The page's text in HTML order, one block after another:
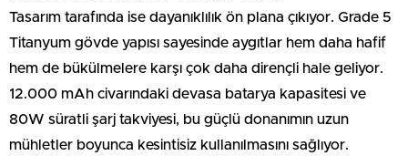
Tasarım tarafında ise dayanıklılık ön plana çıkıyor. Grade 5
Titanyum gövde yapısı sayesinde aygıtlar hem daha hafif
hem de bükülmelere karşı çok daha dirençli hale geliyor.
12.000 mAh civarındaki devasa batarya kapasitesi ve
80W süratli şarj takviyesi, bu güçlü donanımın uzun
mühletler boyunca kesintisiz kullanılmasını sağlıyor.